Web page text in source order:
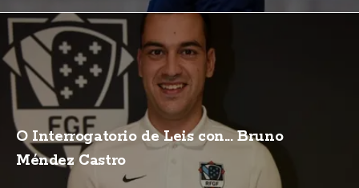
O Interrogatorio de Leis con... Bruno
Méndez Castro